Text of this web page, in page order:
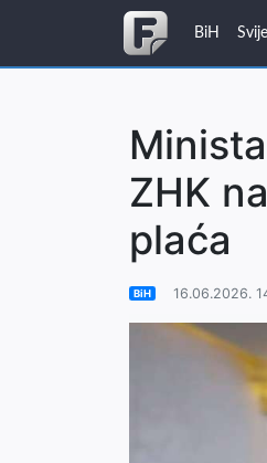
BiH
ZHK
plaća
BiH 16.06.2026.